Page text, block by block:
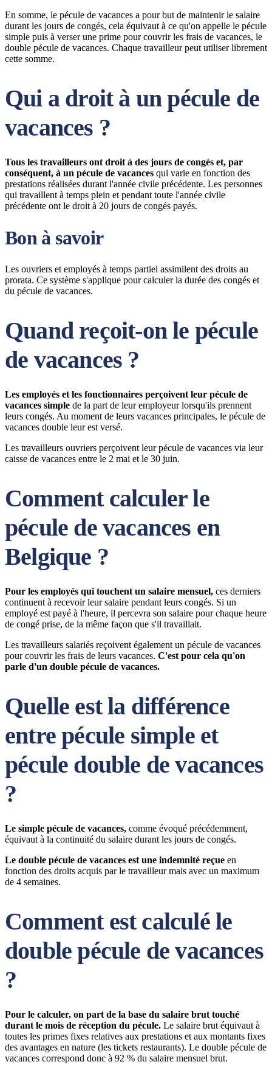
En somme, le pécule de vacances a pour but de maintenir le salaire
durant les jours de congés, cela équivaut à ce qu'on appelle le pécule
simple puis à verser une prime pour couvrir les frais de vacances, le
double pécule de vacances. Chaque travailleur peut utiliser librement
cette somme.
Qui a droit à un pécule de
vacances ?
Tous les travailleurs ont droit à des jours de congés et, par
conséquent, à un pécule de vacances qui varie en fonction des
prestations réalisées durant l'année civile précédente. Les personnes
qui travaillent à temps plein et pendant toute l'année civile
précédente ont le droit à 20 jours de congés payés.
Bon à savoir
Les ouvriers et employés à temps partiel assimilent des droits au
prorata. Ce système s'applique pour calculer la durée des congés et
du pécule de vacances.
Quand reçoit-on le pécule
de vacances ?
Les employés et les fonctionnaires perçoivent leur pécule de
vacances simple de la part de leur employeur lorsqu'ils prennent
leurs congés. Au moment de leurs vacances principales, le pécule de
vacances double leur est versé.
Les travailleurs ouvriers perçoivent leur pécule de vacances via leur
caisse de vacances entre le 2 mai et le 30 juin.
Comment calculer le
pécule de vacances en
Belgique ?
Pour les employés qui touchent un salaire mensuel, ces derniers
continuent à recevoir leur salaire pendant leurs congés. Si un
employé est payé à l'heure, il percevra son salaire pour chaque heure
de congé prise, de la même façon que s'il travaillait.
Les travailleurs salariés reçoivent également un pécule de vacances
pour couvrir les frais de leurs vacances. C'est pour cela qu'on
parle d'un double pécule de vacances.
Quelle est la différence
entre pécule simple et
pécule double de vacances
?
Le simple pécule de vacances, comme évoqué précédemment,
équivaut à la continuité du salaire durant les jours de congés.
Le double pécule de vacances est une indemnité reçue en
fonction des droits acquis par le travailleur mais avec un maximum
de 4 semaines.
Comment est calculé le
double pécule de vacances
?
Pour le calculer, on part de la base du salaire brut touché
durant le mois de réception du pécule. Le salaire brut équivaut à
toutes les primes fixes relatives aux prestations et aux montants fixes
des avantages en nature (les tickets restaurants). Le double pécule de
vacances correspond donc à 92 % du salaire mensuel brut.